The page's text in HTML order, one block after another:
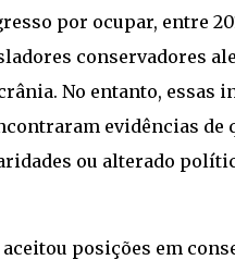
por ocupar, entre
conservadores
No entanto, essas
evidências de
ou alterado
posições em